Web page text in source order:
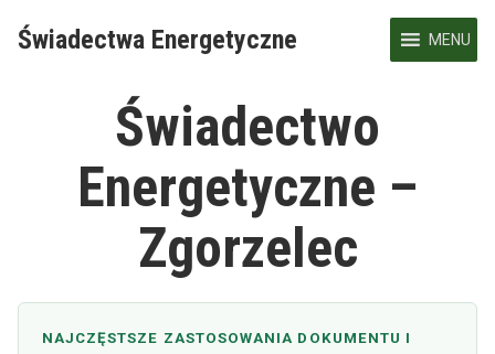
Świadectwa Energetyczne MENU
Świadectwo
Energetyczne –
Zgorzelec
NAJCZĘSTSZE ZASTOSOWANIA DOKUMENTU I